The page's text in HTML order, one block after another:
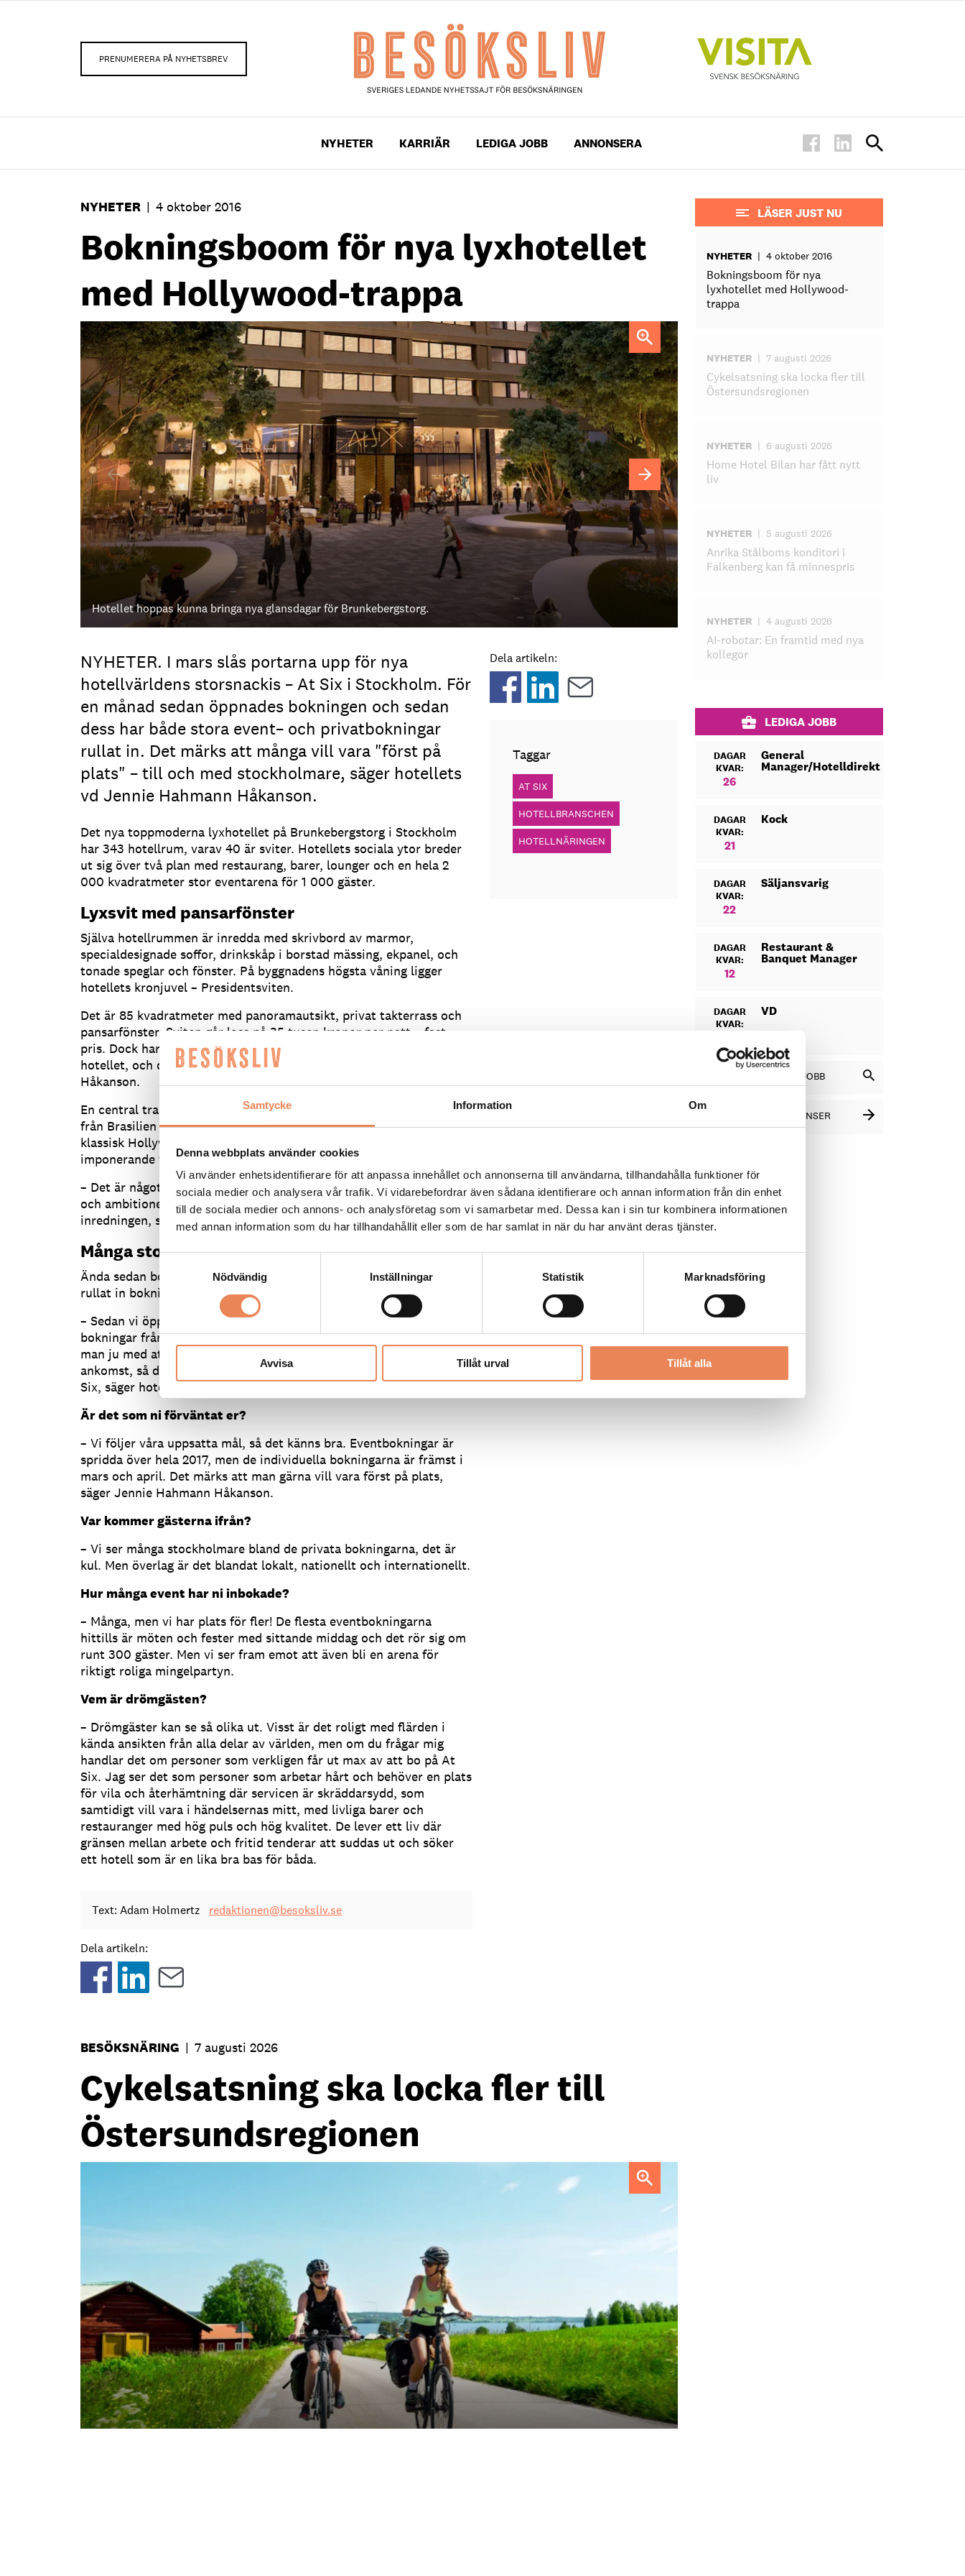
Samtycke Information Om
Denna webbplats använder cookies
Vi använder enhetsidentifierare för att anpassa innehållet och annonserna till användarna, tillhandahålla funktioner för
sociala medier och analysera vår trafik. Vi vidarebefordrar även sådana identifierare och annan information från din enhet
till de sociala medier och annons- och analysföretag som vi samarbetar med. Dessa kan i sin tur kombinera informationen
med annan information som du har tillhandahållit eller som de har samlat in när du har använt deras tjänster.
Samtyckesval
Nödvändig
Inställningar Statistik Marknadsföring
Avvisa Tillåt urval Tillåt alla
PRENUMERERA PÅ NYHETSBREV
NYHETER KARRIÄR LEDIGA JOBB ANNONSERA
NYHETER | 4 oktober 2016
Bokningsboom för nya lyxhotellet
med Hollywood-trappa
Hotellet hoppas kunna bringa nya glansdagar för Brunkebergstorg.
NYHETER. I mars slås portarna upp för nya
hotellvärldens storsnackis – At Six i Stockholm. För
en månad sedan öppnades bokningen och sedan
dess har både stora event– och privatbokningar
rullat in. Det märks att många vill vara "först på
plats" – till och med stockholmare, säger hotellets
vd Jennie Hahmann Håkanson.
Det nya toppmoderna lyxhotellet på Brunkebergstorg i Stockholm
har 343 hotellrum, varav 40 är sviter. Hotellets sociala ytor breder
ut sig över två plan med restaurang, barer, lounger och en hela 2
000 kvadratmeter stor eventarena för 1 000 gäster.
Lyxsvit med pansarfönster
Själva hotellrummen är inredda med skrivbord av marmor,
specialdesignade soffor, drinkskåp i borstad mässing, ekpanel, och
tonade speglar och fönster. På byggnadens högsta våning ligger
hotellets kronjuvel – Presidentsviten.
Det är 85 kvadratmeter med panoramautsikt, privat takterrass och
pansarfönster. Sviten går loss på 35 tusen kronor per natt – fast
pris. Dock har trycket på sviten inte varit lika hårt som hos övriga
hotellet, och den står ännu utan obokningar, enligt Jennie Hahmann
Håkanson.
En central trappa är gjord i vit granit av typen ”white macaubas”
från Brasilien och sedan tillslipad i Italien. Den ska föra sinnet till en
klassisk Hollywoodscen där en stjärna skrider upp eller ner för en
imponerande trappa.
– Det är något speciellt med den här typen av trappor helt enkelt
och ambitionen har varit att låta den bli ett unikt blickfång i
inredningen, säger Jennie Hahmann Håkanson.
Många stockholmare vill test-bo
Ända sedan bokningen öppnades för några vecskor sedan har det
rullat in bokningar både på event–, privat– och företagssidan.
– Sedan vi öppnade rumsbokning har vi också fått en hel del
bokningar från privatpersoner, vilket är väldigt roligt. Oftast räknar
man ju med att individuella bokningar sker max tre månader innan
ankomst, så det tar vi som ett tecken på att många är nyfikna på At
Six, säger hotellets vd, Jennie Hahmann Håkanson.
Är det som ni förväntat er?
– Vi följer våra uppsatta mål, så det känns bra. Eventbokningar är
spridda över hela 2017, men de individuella bokningarna är främst i
mars och april. Det märks att man gärna vill vara först på plats,
säger Jennie Hahmann Håkanson.
Var kommer gästerna ifrån?
– Vi ser många stockholmare bland de privata bokningarna, det är
kul. Men överlag är det blandat lokalt, nationellt och internationellt.
Hur många event har ni inbokade?
– Många, men vi har plats för fler! De flesta eventbokningarna
hittills är möten och fester med sittande middag och det rör sig om
runt 300 gäster. Men vi ser fram emot att även bli en arena för
riktigt roliga mingelpartyn.
Vem är drömgästen?
– Drömgäster kan se så olika ut. Visst är det roligt med flärden i
kända ansikten från alla delar av världen, men om du frågar mig
handlar det om personer som verkligen får ut max av att bo på At
Six. Jag ser det som personer som arbetar hårt och behöver en plats
för vila och återhämtning där servicen är skräddarsydd, som
samtidigt vill vara i händelsernas mitt, med livliga barer och
restauranger med hög puls och hög kvalitet. De lever ett liv där
gränsen mellan arbete och fritid tenderar att suddas ut och söker
ett hotell som är en lika bra bas för båda.
Text: Adam Holmertz redaktionen@besoksliv.se
Dela artikeln:
Dela artikeln:
Taggar
AT SIX
HOTELLBRANSCHEN
HOTELLNÄRINGEN
BESÖKSNÄRING | 7 augusti 2026
Cykelsatsning ska locka fler till
Östersundsregionen
LÄSER JUST NU
NYHETER | 4 oktober 2016
Bokningsboom för nya
lyxhotellet med Hollywood-
trappa
NYHETER | 7 augusti 2026
Cykelsatsning ska locka fler till
Östersundsregionen
NYHETER | 6 augusti 2026
Home Hotel Bilan har fått nytt
liv
NYHETER | 5 augusti 2026
Anrika Stålboms konditori i
Falkenberg kan få minnespris
NYHETER | 4 augusti 2026
AI-robotar: En framtid med nya
kollegor
LEDIGA JOBB
DAGAR
KVAR:
26
General
Manager/Hotelldirektör
DAGAR
KVAR:
21
Kock
DAGAR
KVAR:
22
Säljansvarig
DAGAR
KVAR:
12
Restaurant &
Banquet Manager
DAGAR
KVAR:
VD
SÖK BLAND LEDIGA JOBB
SE FLER PLATSANNONSER